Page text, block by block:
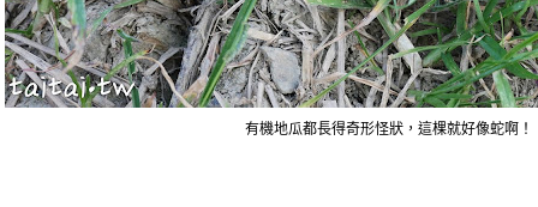
有機地瓜都長得奇形怪狀，這棵就好像蛇啊！